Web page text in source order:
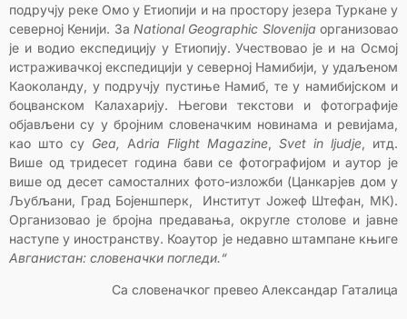
подручју реке Омо у Етиопији и на простору језера Туркане у
северној Кенији. За National Geographic Sloveniјa организовао
је и водио експедицију у Етиопију. Учествовао је и на Осмој
истраживачкој експедицији у северној Намибији, у удаљеном
Каоколанду, у подручју пустиње Намиб, те у намибијском и
боцванском Калахарију. Његови текстови и фотографије
објављени су у бројним словеначким новинама и ревијама,
као што су Gea, Adria Flight Magazine, Svet in ljudje, итд.
Више од тридесет година бави се фотографијом и аутор је
више од десет самосталних фото-изложби (Цанкарјев дом у
Љубљани, Град Бојеншперк, Институт Јожеф Штефан, МК).
Организовао је бројна предавања, округле столове и јавне
наступе у иностранству. Коаутор је недавно штампане књиге
Авганистан: словеначки погледи.“
Са словеначког превео Александар Гаталица